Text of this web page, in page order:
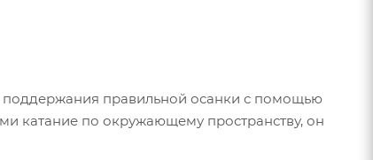
поддержания правильной осанки с помощью
катание по окружающему пространству, он